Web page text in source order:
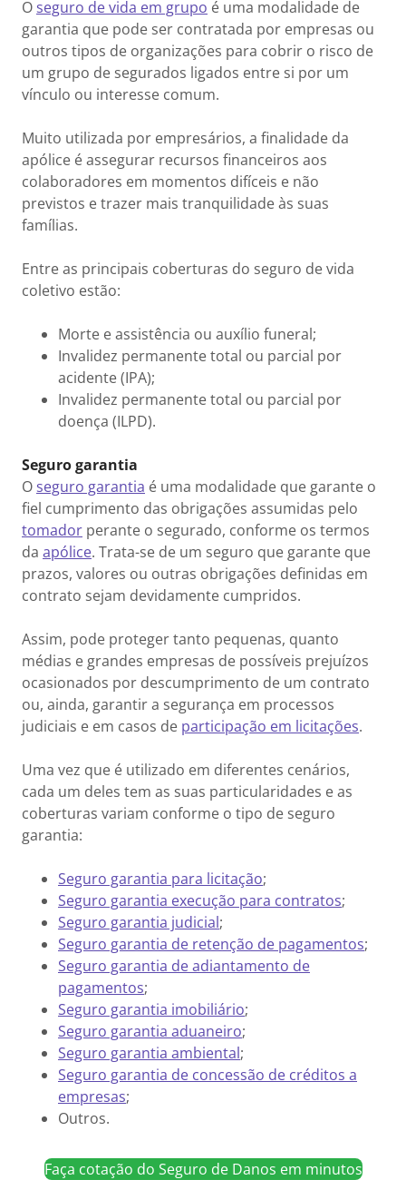
Oseguro de vida em grupo é uma modalidade de
garantia que pode ser contratada por empresas ou
outros tipos de organizações para cobrir o risco de
um grupo de segurados ligados entre si por um
vínculo ou interesse comum.
Muito utilizada por empresários, a finalidade da
apólice é assegurar recursos financeiros aos
colaboradores em momentos difíceis e não
previstos e trazer mais tranquilidade às suas
famílias.
Entre as principais coberturas do seguro de vida
coletivo estão:
Morte e assistência ou auxílio funeral;
Invalidez permanente total ou parcial por
acidente (IPA);
Invalidez permanente total ou parcial por
doença (ILPD).
Seguro garantia
Oseguro garantia é uma modalidade que garante o
fiel cumprimento das obrigações assumidas pelo
tomador perante o segurado, conforme os termos
da apólice. Trata-se de um seguro que garante que
prazos, valores ou outras obrigações definidas em
contrato sejam devidamente cumpridos.
Assim, pode proteger tanto pequenas, quanto
médias e grandes empresas de possíveis prejuízos
ocasionados por descumprimento de um contrato
ou, ainda, garantir a segurança em processos
judiciais e em casos de participação em licitações.
Uma vez que é utilizado em diferentes cenários,
cada um deles tem as suas particularidades e as
coberturas variam conforme o tipo de seguro
garantia:
Seguro garantia para licitação;
Seguro garantia execução para contratos;
Seguro garantia judicial;
Seguro garantia de retenção de pagamentos;
Seguro garantia de adiantamento de
pagamentos;
Seguro garantia imobiliário;
Seguro garantia aduaneiro;
Seguro garantia ambiental;
Seguro garantia de concessão de créditos a
empresas;
Outros.
Faça cotação do Seguro de Danos em minutos